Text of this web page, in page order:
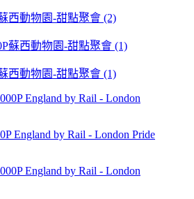
西動物園-甜點聚會 (2)
西動物園-甜點聚會 (1)
England by Rail - London Pride